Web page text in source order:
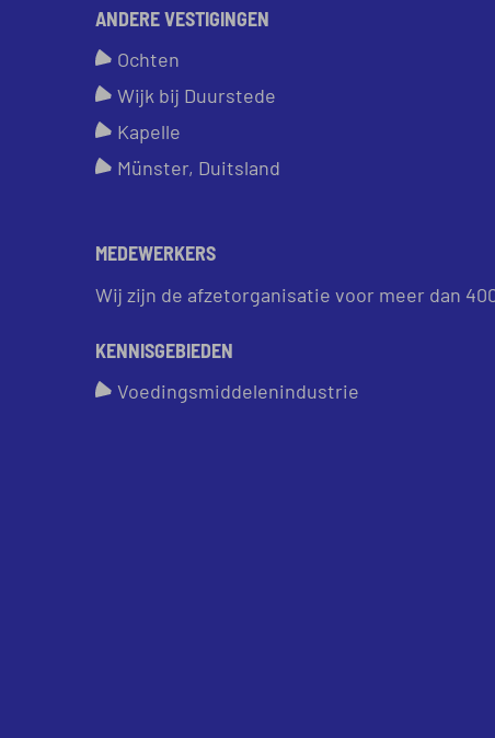
ANDERE VESTIGINGEN
Ochten
Wijk bij Duurstede
Kapelle
Münster, Duitsland
MEDEWERKERS
Wij zijn de afzetorganisatie voor meer dan
KENNISGEBIEDEN
Voedingsmiddelenindustrie